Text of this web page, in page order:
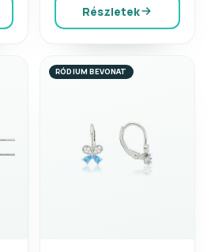
Részletek
RÓDIUM BEVONAT